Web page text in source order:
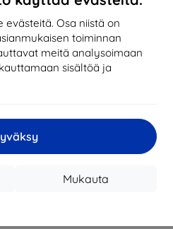
Osa niistä on
toiminnan
meitä analysoimaan
sisältöä ja
Mukauta
> 5 kpl